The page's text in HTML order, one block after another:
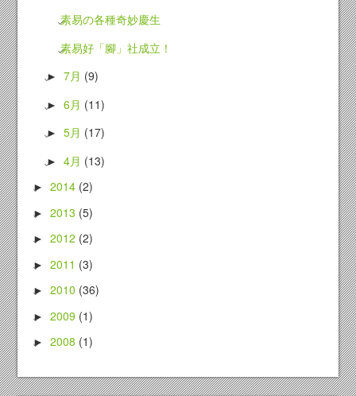
素易の各種奇妙慶生
素易好「腳」社成立！
►7月 (9)
►6月 (11)
►5月 (17)
►4月 (13)
►2014 (2)
►2013 (5)
►2012 (2)
►2011 (3)
►2010 (36)
►2009 (1)
►2008 (1)